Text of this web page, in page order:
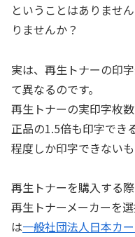
ということはありませ
りませんか？
実は、再生トナーの印
て異なるのです。
再生トナーの実印字枚
正品の1.5倍も印字でき
程度しか印字できないも
再生トナーを購入する
再生トナーメーカーを
は一般社団法人日本カ